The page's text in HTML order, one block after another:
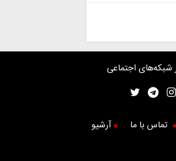
شبکه‌های اجتماعی
تماس با ما آرشیو